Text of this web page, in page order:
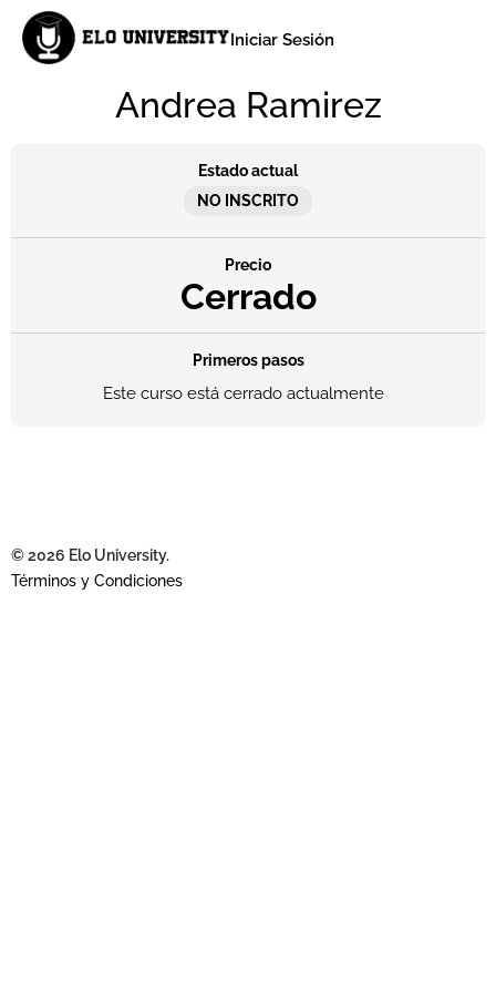
Iniciar Sesión
Andrea Ramirez
Estado actual
NO INSCRITO
Precio
Cerrado
Primeros pasos
Este curso está cerrado actualmente
© 2026 Elo University.
Términos y Condiciones